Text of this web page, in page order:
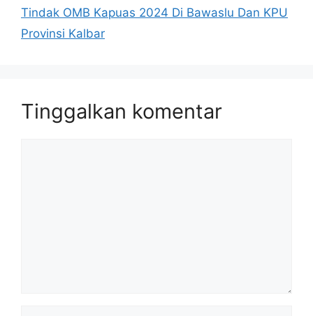
Tindak OMB Kapuas 2024 Di Bawaslu Dan KPU
Provinsi Kalbar
Tinggalkan komentar